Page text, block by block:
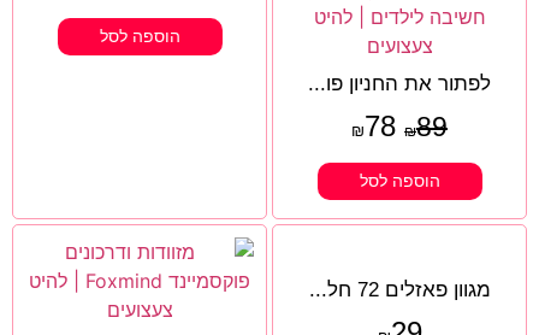
לפתור את החניון פו...
₪89
₪78
הוספה לסל
הוספה לסל
מגוון פאזלים 72 חל...